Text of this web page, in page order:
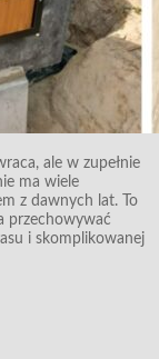
ale w zupełnie
ma wiele
z dawnych lat. To
przechowywać
i skomplikowanej